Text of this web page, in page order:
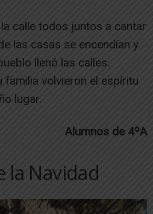
calle todos juntos a cantar
las casas se encendían y
llenó las calles.
familia volvieron el espíritu
lugar.
Alumnos de 4ºA
la Navidad